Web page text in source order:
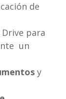
de
para
un
y